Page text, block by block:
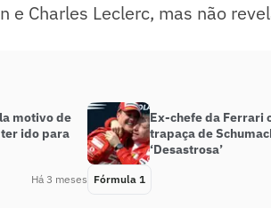
e Charles Leclerc, mas não
motivo de
ido para
Há 3 meses
Ex-chefe da Ferrari
trapaça de
‘Desastrosa’
Fórmula 1